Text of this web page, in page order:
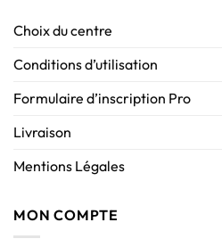
Choix du centre
Conditions d’utilisation
Formulaire d’inscription Pro
Livraison
Mentions Légales
MON COMPTE